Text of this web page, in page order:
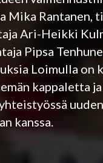
Mika Rantanen,
Ari-Heikki
Pipsa
Loimulla on
kappaletta
uuden
kanssa.